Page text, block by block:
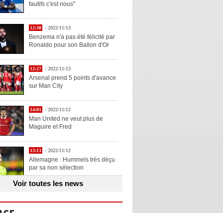
fautifs c'est nous"
12:30 - 2022/11/13
Benzema n'a pas été félicité par
Ronaldo pour son Ballon d'Or
12:27 - 2022/11/13
Arsenal prend 5 points d'avance
sur Man City
14:01 - 2022/11/12
Man United ne veut plus de
Maguire et Fred
13:13 - 2022/11/12
Allemagne : Hummels très déçu
par sa non sélection
13:11 - 2022/11/12
Henry explique la chose qu'il
Voir toutes les news